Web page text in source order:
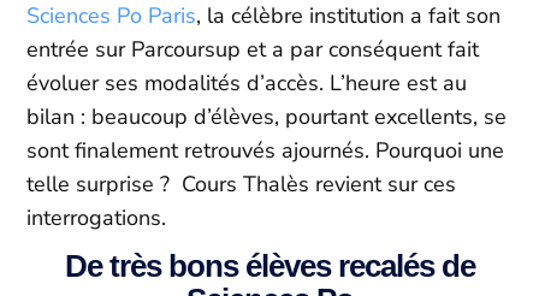
Sciences Po Paris, la célèbre institution a fait son
entrée sur Parcoursup et a par conséquent fait
évoluer ses modalités d’accès. L’heure est au
bilan : beaucoup d’élèves, pourtant excellents, se
sont finalement retrouvés ajournés. Pourquoi une
telle surprise ? Cours Thalès revient sur ces
interrogations.
De très bons élèves recalés de